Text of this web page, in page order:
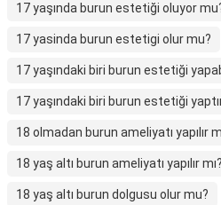
17 yaşında burun estetiği oluyor
17 yasinda burun estetigi olur mu?
17 yaşındaki biri burun estetiği
17 yaşındaki biri burun estetiği
18 olmadan burun ameliyatı yapılır
18 yaş altı burun ameliyatı yapılır mı?
18 yaş altı burun dolgusu olur mu?